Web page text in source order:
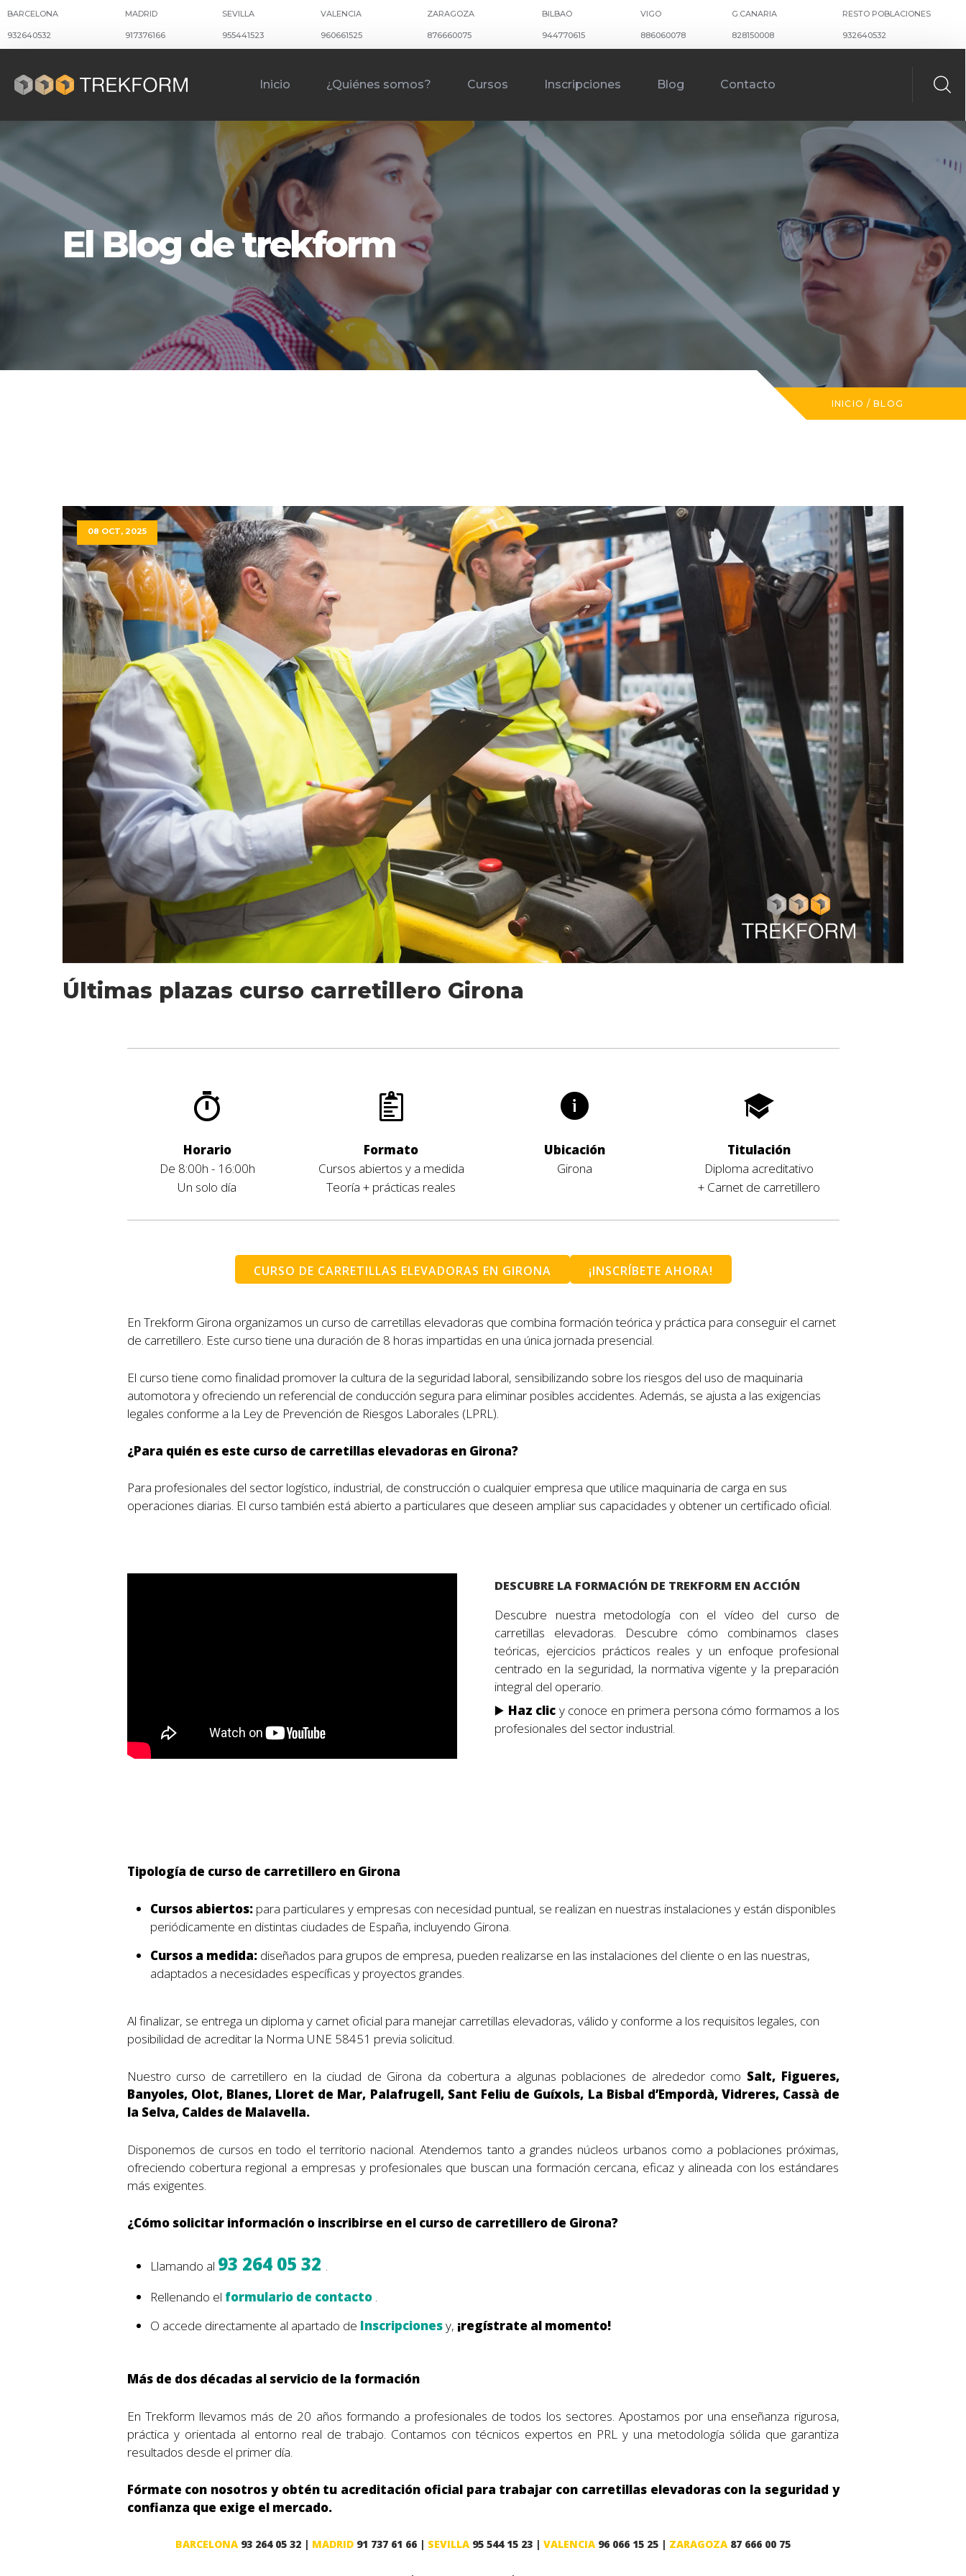
BARCELONA
932640532
MADRID
917376166
SEVILLA
955441523
VALENCIA
960661525
ZARAGOZA
876660075
BILBAO
944770615
VIGO
886060078
G.CANARIA
828150008
RESTO POBLACIONES
932640532
Inicio ¿Quiénes somos? Cursos Inscripciones Blog Contacto
El Blog de trekform
INICIO / BLOG
08 OCT, 2025
Últimas plazas curso carretillero Girona
Horario
De 8:00h - 16:00h
Un solo día
Formato
Cursos abiertos y a medida
Teoría + prácticas reales
Ubicación
Girona
Titulación
Diploma acreditativo
+ Carnet de carretillero
CURSO DE CARRETILLAS ELEVADORAS EN GIRONA ¡INSCRÍBETE AHORA!
En Trekform Girona organizamos un curso de carretillas elevadoras que combina formación teórica y práctica para conseguir el carnet
de carretillero. Este curso tiene una duración de 8 horas impartidas en una única jornada presencial.
El curso tiene como finalidad promover la cultura de la seguridad laboral, sensibilizando sobre los riesgos del uso de maquinaria
automotora y ofreciendo un referencial de conducción segura para eliminar posibles accidentes. Además, se ajusta a las exigencias
legales conforme a la Ley de Prevención de Riesgos Laborales (LPRL).
¿Para quién es este curso de carretillas elevadoras en Girona?
Para profesionales del sector logístico, industrial, de construcción o cualquier empresa que utilice maquinaria de carga en sus
operaciones diarias. El curso también está abierto a particulares que deseen ampliar sus capacidades y obtener un certificado oficial.
DESCUBRE LA FORMACIÓN DE TREKFORM EN ACCIÓN
Descubre nuestra metodología con el vídeo del curso de
carretillas elevadoras. Descubre cómo combinamos clases
teóricas, ejercicios prácticos reales y un enfoque profesional
centrado en la seguridad, la normativa vigente y la preparación
integral del operario.
▶️ Haz clic y conoce en primera persona cómo formamos a los
profesionales del sector industrial.
Tipología de curso de carretillero en Girona
Cursos abiertos: para particulares y empresas con necesidad puntual, se realizan en nuestras instalaciones y están disponibles
periódicamente en distintas ciudades de España, incluyendo Girona.
Cursos a medida: diseñados para grupos de empresa, pueden realizarse en las instalaciones del cliente o en las nuestras,
adaptados a necesidades específicas y proyectos grandes.
Al finalizar, se entrega un diploma y carnet oficial para manejar carretillas elevadoras, válido y conforme a los requisitos legales, con
posibilidad de acreditar la Norma UNE 58451 previa solicitud.
Nuestro curso de carretillero en la ciudad de Girona da cobertura a algunas poblaciones de alrededor como Salt, Figueres,
Banyoles, Olot, Blanes, Lloret de Mar, Palafrugell, Sant Feliu de Guíxols, La Bisbal d’Empordà, Vidreres, Cassà de
la Selva, Caldes de Malavella.
Disponemos de cursos en todo el territorio nacional. Atendemos tanto a grandes núcleos urbanos como a poblaciones próximas,
ofreciendo cobertura regional a empresas y profesionales que buscan una formación cercana, eficaz y alineada con los estándares
más exigentes.
¿Cómo solicitar información o inscribirse en el curso de carretillero de Girona?
Llamando al 93 264 05 32 .
Rellenando el formulario de contacto .
O accede directamente al apartado de Inscripcionesy, ¡regístrate al momento!
Más de dos décadas al servicio de la formación
En Trekform llevamos más de 20 años formando a profesionales de todos los sectores. Apostamos por una enseñanza rigurosa,
práctica y orientada al entorno real de trabajo. Contamos con técnicos expertos en PRL y una metodología sólida que garantiza
resultados desde el primer día.
Fórmate con nosotros y obtén tu acreditación oficial para trabajar con carretillas elevadoras con la seguridad y
confianza que exige el mercado.
BARCELONA 93 264 05 32 | MADRID 91 737 61 66 | SEVILLA 95 544 15 23 | VALENCIA 96 066 15 25 | ZARAGOZA 87 666 00 75